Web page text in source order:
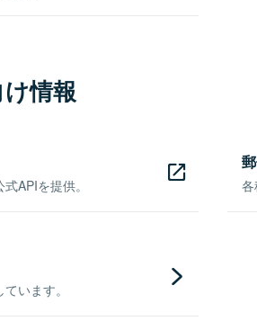
情報
APIを提供。
います。